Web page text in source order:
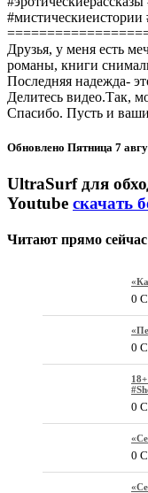
Друзья, у меня есть
романы, книги
Последняя надежда-
Делитесь видео.Так,
Спасибо. Пусть и
Обновлено Пятница 7
UltraSurf для
Youtube скачать
Читают прямо сейчас
0
0
0
0